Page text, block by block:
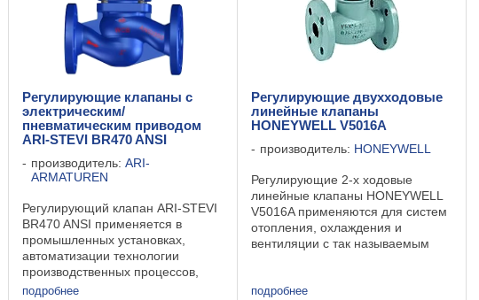
Регулирующие клапаны с
электрическим/
пневматическим приводом
ARI-STEVI BR470 ANSI
производитель: ARI-
ARMATUREN
Регулирующий клапан ARI-STEVI
BR470 ANSI применяется в
промышленных установках,
автоматизации технологии
производственных процессов,
строительстве установок и
подробнее
Регулирующие двухходовые
линейные клапаны
HONEYWELL V5016A
производитель: HONEYWELL
Регулирующие 2-х ходовые
линейные клапаны HONEYWELL
V5016A применяются для систем
отопления, охлаждения и
вентиляции с так называемым
системах с большим перепадом
подробнее